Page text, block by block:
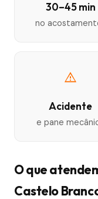
30–45 min
no
Acidente
e pane
O que
Castelo